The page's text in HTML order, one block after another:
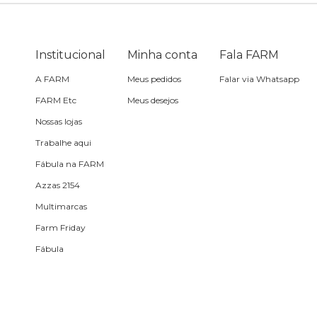
Óculos de sol
Pin e patch
Institucional
A FARM
FARM Etc
Nossas lojas
Trabalhe aqui
Fábula na FARM
Azzas 2154
Multimarcas
Farm Friday
Fábula
Minha conta
Meus pedidos
Meus desejos
Fala FARM
Falar via Whatsapp